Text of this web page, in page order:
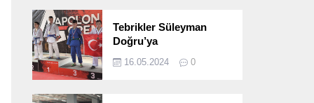
Tebrikler Süleyman
Doğru’ya
16.05.2024 0